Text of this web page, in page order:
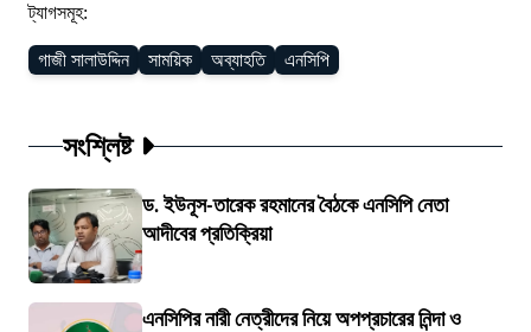
ট্যাগসমূহ:
গাজী সালাউদ্দিন সাময়িক অব্যাহতি এনসিপি
সংশ্লিষ্ট
ড. ইউনূস-তারেক রহমানের বৈঠকে এনসিপি নেতা
আদীবের প্রতিক্রিয়া
এনসিপির নারী নেত্রীদের নিয়ে অপপ্রচারের নিন্দা ও